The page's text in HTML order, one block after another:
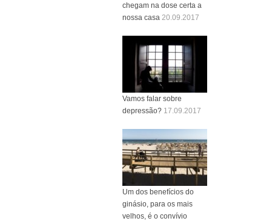
chegam na dose certa a
nossa casa 20.09.2017
Vamos falar sobre
depressão? 17.09.2017
Um dos benefícios do
ginásio, para os mais
velhos, é o convívio